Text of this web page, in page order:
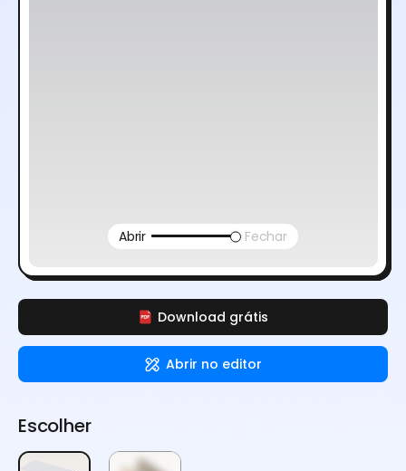
Download grátis
Abrir no editor
Abrir Fechar
Escolher